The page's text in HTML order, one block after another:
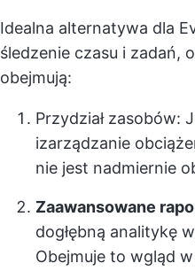
Idealna alternatywa dla
śledzenie czasu i zadań,
obejmują:
Przydział zasobów:
izarządzanie
nie jest nadmiernie
Zaawansowane
dogłębną analitykę
Obejmuje to wgląd